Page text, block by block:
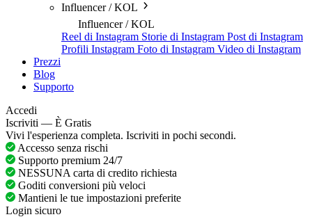
Influencer / KOL
Influencer / KOL
Reel di Instagram Storie di Instagram Post di Instagram
Profili Instagram Foto di Instagram Video di Instagram
Prezzi
Blog
Supporto
Accedi
Iscriviti — È Gratis
Vivi l'esperienza completa. Iscriviti in pochi secondi.
Accesso senza rischi
Supporto premium 24/7
NESSUNA carta di credito richiesta
Goditi conversioni più veloci
Mantieni le tue impostazioni preferite
Login sicuro